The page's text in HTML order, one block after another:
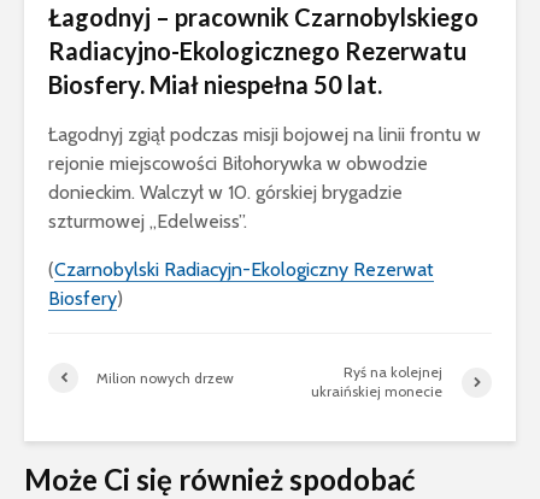
Łagodnyj – pracownik Czarnobylskiego
Radiacyjno-Ekologicznego Rezerwatu
Biosfery. Miał niespełna 50 lat.
Łagodnyj zgiął podczas misji bojowej na linii frontu w
rejonie miejscowości Biłohorywka w obwodzie
donieckim. Walczył w 10. górskiej brygadzie
szturmowej „Edelweiss”.
(Czarnobylski Radiacyjn-Ekologiczny Rezerwat
Biosfery)
Milion nowych drzew
Ryś na kolejnej
ukraińskiej monecie
Może Ci się również spodobać